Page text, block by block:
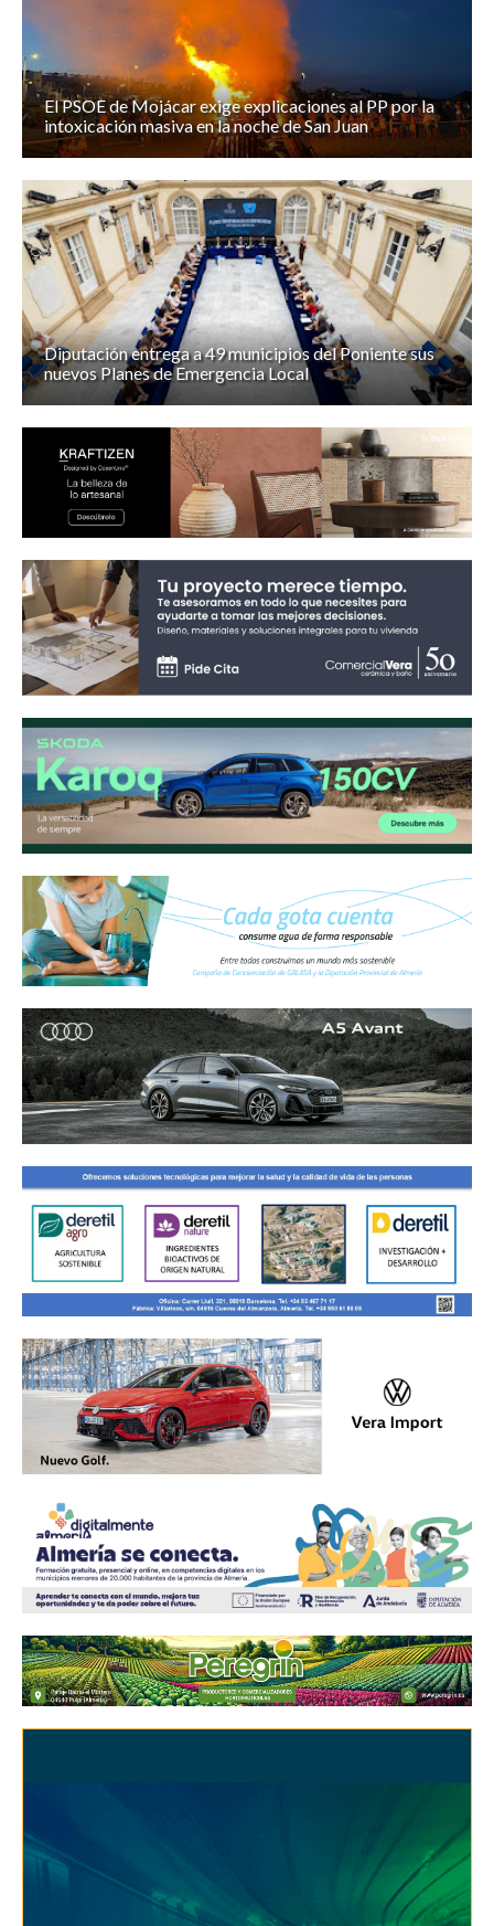
El PSOE de Mojácar exige explicaciones al PP por la
intoxicación masiva en la noche de San Juan
Diputación entrega a 49 municipios del Poniente sus
nuevos Planes de Emergencia Local